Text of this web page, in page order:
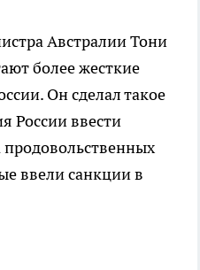
Австралии Тони
более жесткие
Он сделал такое
России ввести
ввели санкции в